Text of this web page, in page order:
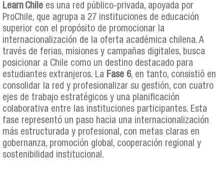
Learn Chile es una red público-privada, apoyada por
ProChile, que agrupa a 27 instituciones de educación
superior con el propósito de promocionar la
internacionalización de la oferta académica chilena. A
través de ferias, misiones y campañas digitales, busca
posicionar a Chile como un destino destacado para
estudiantes extranjeros. La Fase 6, en tanto, consistió en
consolidar la red y profesionalizar su gestión, con cuatro
ejes de trabajo estratégicos y una planificación
colaborativa entre las instituciones participantes. Esta
fase representó un paso hacia una internacionalización
más estructurada y profesional, con metas claras en
gobernanza, promoción global, cooperación regional y
sostenibilidad institucional.